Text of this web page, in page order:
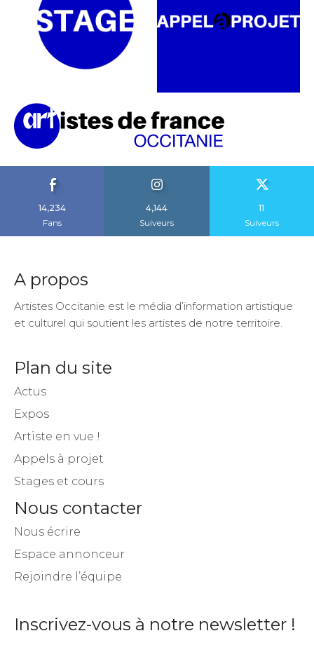
14,234
Fans
4,144
Suiveurs
11
Suiveurs
A propos
Artistes Occitanie est le média d’information artistique
et culturel qui soutient les artistes de notre territoire.
Plan du site
Actus
Expos
Artiste en vue !
Appels à projet
Stages et cours
Nous contacter
Nous écrire
Espace annonceur
Rejoindre l’équipe
Inscrivez-vous à notre newsletter !